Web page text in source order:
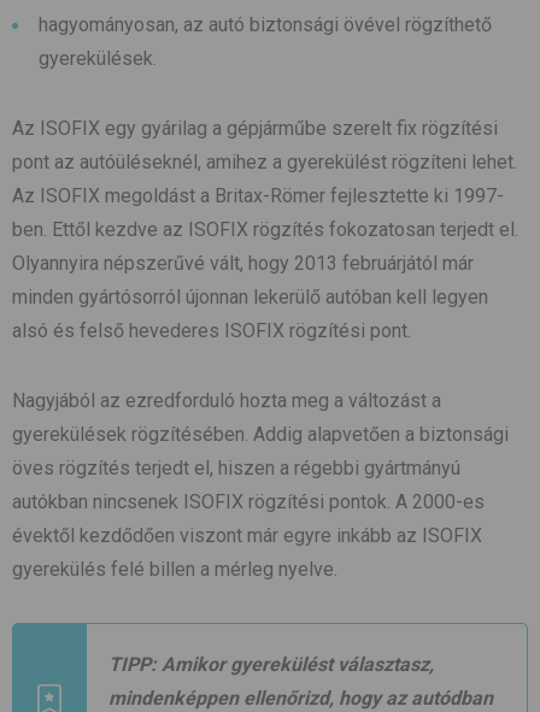
hagyományosan, az autó biztonsági övével rögzíthető
gyerekülések.
Az ISOFIX egy gyárilag a gépjárműbe szerelt fix rögzítési
pont az autóüléseknél, amihez a gyerekülést rögzíteni lehet.
Az ISOFIX megoldást a Britax-Römer fejlesztette ki 1997-
ben. Ettől kezdve az ISOFIX rögzítés fokozatosan terjedt el.
Olyannyira népszerűvé vált, hogy 2013 februárjától már
minden gyártósorról újonnan lekerülő autóban kell legyen
alsó és felső hevederes ISOFIX rögzítési pont.
Nagyjából az ezredforduló hozta meg a változást a
gyerekülések rögzítésében. Addig alapvetően a biztonsági
öves rögzítés terjedt el, hiszen a régebbi gyártmányú
autókban nincsenek ISOFIX rögzítési pontok. A 2000-es
évektől kezdődően viszont már egyre inkább az ISOFIX
gyerekülés felé billen a mérleg nyelve.
TIPP: Amikor gyerekülést választasz,
mindenképpen ellenőrizd, hogy az autódban